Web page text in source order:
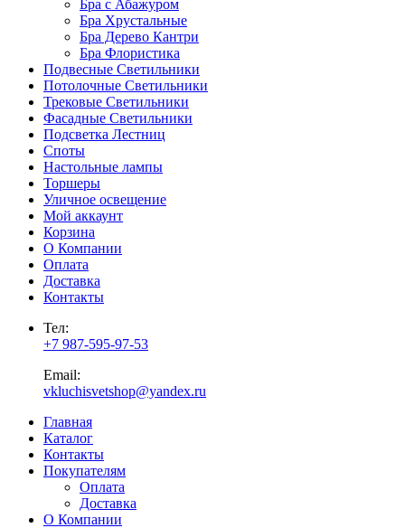
Бра с Абажуром
Бра Хрустальные
Бра Дерево Кантри
Бра Флористика
Подвесные Светильники
Потолочные Светильники
Трековые Светильники
Фасадные Светильники
Подсветка Лестниц
Споты
Настольные лампы
Торшеры
Уличное освещение
Мой аккаунт
Корзина
О Компании
Оплата
Доставка
Контакты
Тел:
+7 987-595-97-53
Email:
vkluchisvetshop@yandex.ru
Главная
Каталог
Контакты
Покупателям
Оплата
Доставка
О Компании